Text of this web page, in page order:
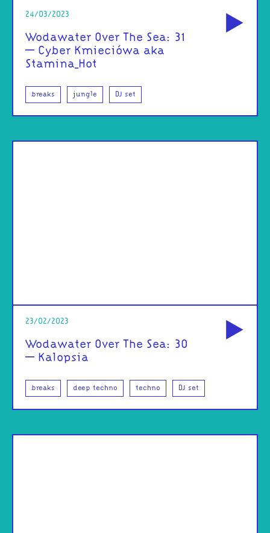
24/03/2023
Wodawater Over The Sea: 31
– Cyber Kmieciówa aka
Stamina_Hot
breaks jungle DJ set
23/02/2023
Wodawater Over The Sea: 30
– Kalopsia
breaks deep techno techno DJ set